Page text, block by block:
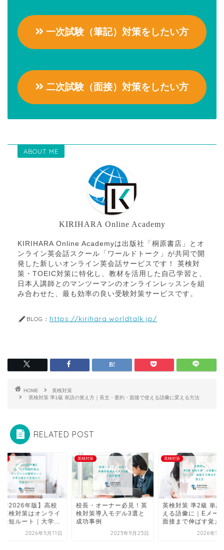
一次試験（筆記）対策をしたい方
二次試験（面接）対策をしたい方
ABOUT ME
KIRIHARA Online Academy
KIRIHARA Online Academyは出版社「桐原書店」とオ
ンライン英会話スクール「ワールドトーク」が共同で開
発した新しいオンライン英会話サービスです！ 英検対
策・TOEIC対策に特化し、教材を活用した自己学習と、
日本人講師とのマンツーマンのオンラインレッスンを組
み合わせた、最も効率の良い受験対策サービスです。
BLOG： https://kirihara.worldtalk.jp/
HOME
英検対策
英検対策 準1級 単語の覚え方｜長文・要約・面接で使える語彙に変える方法
RELATED POST
・オーナー必見！英
策導入モデル3選と
事例
2025年9月25日
英検対策
英検対策 準2級 単語を使
える語彙に｜Eメール・
面接まで伸ばす覚え...
2026年5月20日
英検対策
【最新2026年版】
生の英検対策はオン
ンが最短ルート｜大
2026年5